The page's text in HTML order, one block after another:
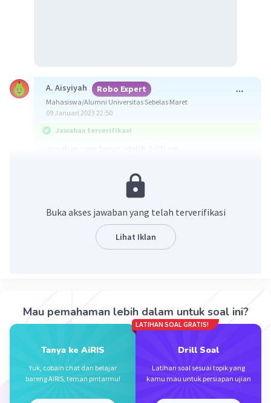
A. Aisyiyah Robo Expert
Mahasiswa/Alumni Universitas Sebelas Maret
09 Januari 2023 22:50
Jawaban terverifikasi
Jika panjang rusuk kubus = s, maka :
Panjang diagonal ruang kubus = s√(3)
Panjang rusuk kubus :
Jarak A ke bidang BDE = (1/3) x AG
= 2√(3) cm
Buka akses jawaban yang telah terverifikasi
Lihat Iklan
Mau pemahaman lebih dalam untuk soal ini?
Tanya ke AiRIS
Yuk, cobain chat dan belajar
bareng AiRIS, teman pintarmu!
LATIHAN SOAL GRATIS!
Drill Soal
Latihan soal sesuai topik yang
kamu mau untuk persiapan ujian